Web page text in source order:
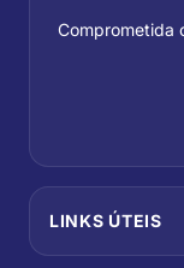
Comprometida
LINKS ÚTEIS